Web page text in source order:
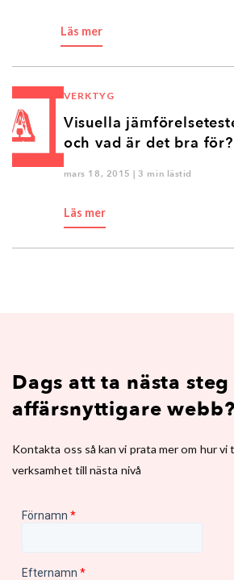
Läs mer
VERKTYG
Visuella
och vad är det bra för?
mars 18, 2015 | 3 min lästid
Läs mer
Dags att ta nästa
affärsnyttigare webb?
Kontakta oss så kan vi prata mer om hur vi
verksamhet till nästa nivå